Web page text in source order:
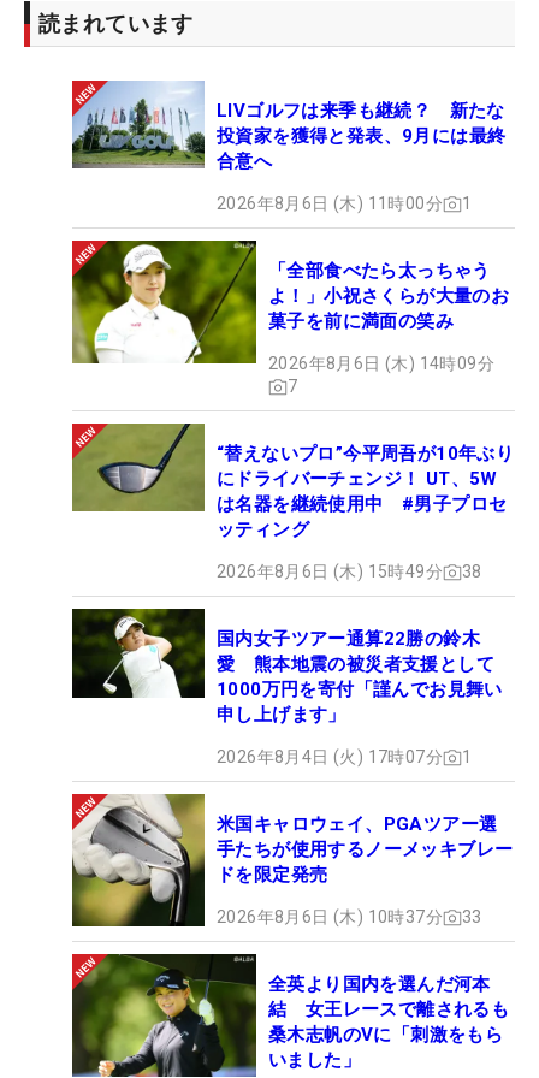
読まれています
LIVゴルフは来季も継続？ 新たな
投資家を獲得と発表、9月には最終
合意へ
2026年8月6日 (木) 11時00分 1
「全部食べたら太っちゃう
よ！」小祝さくらが大量のお
菓子を前に満面の笑み
2026年8月6日 (木) 14時09分
7
“替えないプロ”今平周吾が10年ぶり
にドライバーチェンジ！ UT、5W
は名器を継続使用中 #男子プロセ
ッティング
2026年8月6日 (木) 15時49分 38
国内女子ツアー通算22勝の鈴木
愛 熊本地震の被災者支援として
1000万円を寄付「謹んでお見舞い
申し上げます」
2026年8月4日 (火) 17時07分 1
米国キャロウェイ、PGAツアー選
手たちが使用するノーメッキブレー
ドを限定発売
2026年8月6日 (木) 10時37分 33
全英より国内を選んだ河本
結 女王レースで離されるも
桑木志帆のVに「刺激をもら
いました」